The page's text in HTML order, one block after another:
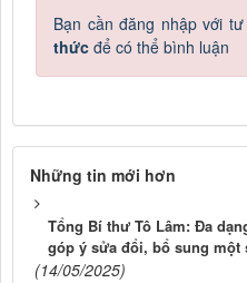
Bạn cần đăng nhập với
thức để có thể bình luận
Những tin mới hơn
Tổng Bí thư Tô Lâm: Đa
góp ý sửa đổi, bổ sung một
(14/05/2025)